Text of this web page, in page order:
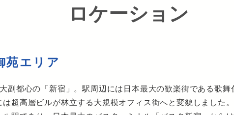
ロケーション
苑エリア
副都心の「新宿」。駅周辺には日本最大の歓楽街である歌舞
は超高層ビルが林立する大規模オフィス街へと変貌しました